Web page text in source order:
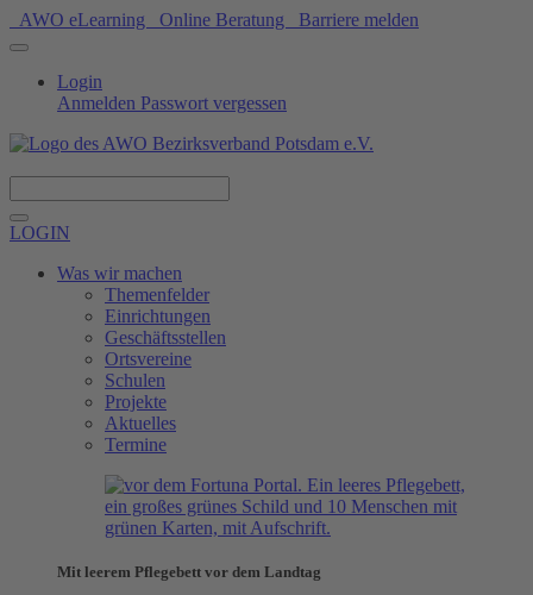
AWO eLearning Online Beratung Barriere melden
Login
Anmelden Passwort vergessen
LOGIN
Was wir machen
Themenfelder
Einrichtungen
Geschäftsstellen
Ortsvereine
Schulen
Projekte
Aktuelles
Termine
Mit leerem Pflegebett vor dem Landtag